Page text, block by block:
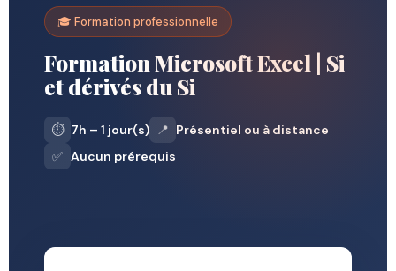
🎓 Formation professionnelle
Formation Microsoft Excel | Si
et dérivés du Si
⏱️ 7h – 1 jour(s) 📍 Présentiel ou à distance
✅ Aucun prérequis